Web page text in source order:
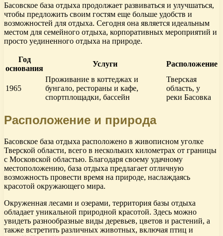
Басовское база отдыха продолжает развиваться и улучшаться,
чтобы предложить своим гостям еще больше удобств и
возможностей для отдыха. Сегодня она является идеальным
местом для семейного отдыха, корпоративных мероприятий и
просто уединенного отдыха на природе.
Год
основания
Услуги Расположение
1965
Проживание в коттеджах и
бунгало, рестораны и кафе,
спортплощадки, бассейн
Тверская
область, у
реки Басовка
Расположение и природа
Басовское база отдыха расположено в живописном уголке
Тверской области, всего в нескольких километрах от границы
с Московской областью. Благодаря своему удачному
местоположению, база отдыха предлагает отличную
возможность провести время на природе, наслаждаясь
красотой окружающего мира.
Окруженная лесами и озерами, территория базы отдыха
обладает уникальной природной красотой. Здесь можно
увидеть разнообразные виды деревьев, цветов и растений, а
также встретить различных животных, включая птиц и